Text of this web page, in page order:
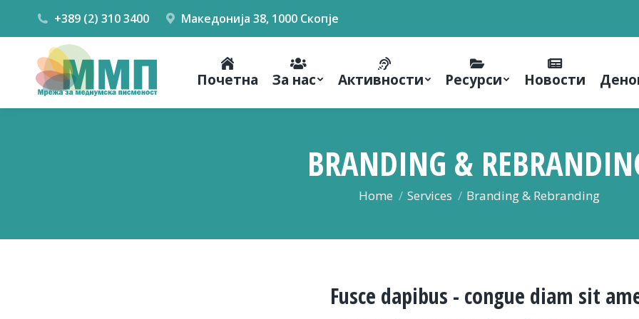
+389 (2) 310 3400 Македонија 38, 1000 Скопје
Почетна За нас Активности Ресурси Новости
BRANDING &
You are here:
Home Services Branding & Rebranding
Fusce dapibus - congue diam sit